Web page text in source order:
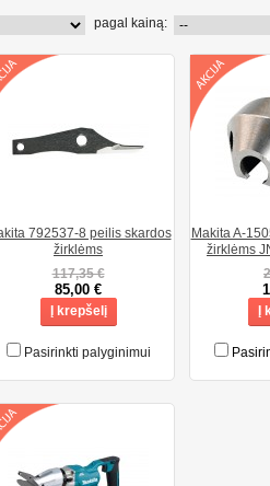
pagal kainą:
792537-8 peilis skardos
žirklėms
117,35 €
85,00 €
Į krepšelį
Pasirinkti palyginimui
Makita A-
žirklėms